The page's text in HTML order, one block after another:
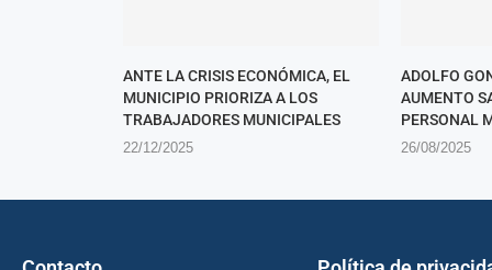
ANTE LA CRISIS ECONÓMICA, EL
MUNICIPIO PRIORIZA A LOS
TRABAJADORES MUNICIPALES
22/12/2025
ADOLFO
AUMENTO
PERSONAL
26/08/2025